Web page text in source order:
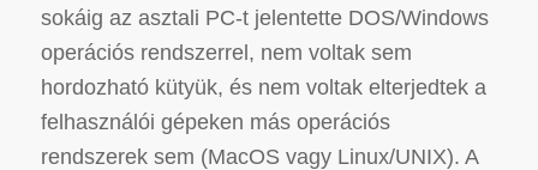
sokáig az asztali PC-t jelentette DOS/Windows
operációs rendszerrel, nem voltak sem
hordozható kütyük, és nem voltak elterjedtek a
felhasználói gépeken más operációs
rendszerek sem (MacOS vagy Linux/UNIX). A